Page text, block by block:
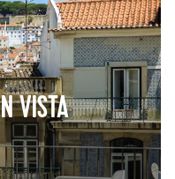
VISTA